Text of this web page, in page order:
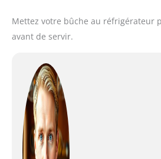
Mettez votre bûche au réfrigérateur
avant de servir.